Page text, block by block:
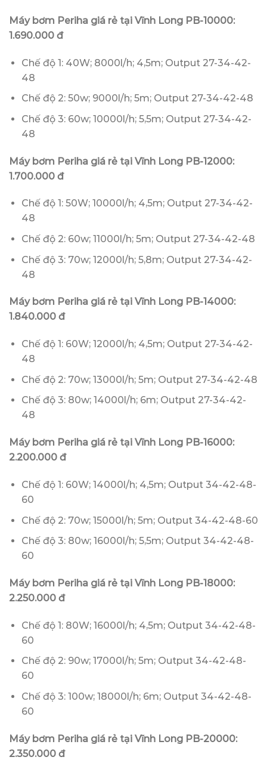
Máy bơm Periha giá rẻ tại Vĩnh Long PB-10000:
1.690.000 đ
Chế độ 1: 40W; 8000l/h; 4,5m; Output 27-34-42-
48
Chế độ 2: 50w; 9000l/h; 5m; Output 27-34-42-48
Chế độ 3: 60w; 10000l/h; 5,5m; Output 27-34-42-
48
Máy bơm Periha giá rẻ tại Vĩnh Long PB-12000:
1.700.000 đ
Chế độ 1: 50W; 10000l/h; 4,5m; Output 27-34-42-
48
Chế độ 2: 60w; 11000l/h; 5m; Output 27-34-42-48
Chế độ 3: 70w; 12000l/h; 5,8m; Output 27-34-42-
48
Máy bơm Periha giá rẻ tại Vĩnh Long PB-14000:
1.840.000 đ
Chế độ 1: 60W; 12000l/h; 4,5m; Output 27-34-42-
48
Chế độ 2: 70w; 13000l/h; 5m; Output 27-34-42-48
Chế độ 3: 80w; 14000l/h; 6m; Output 27-34-42-
48
Máy bơm Periha giá rẻ tại Vĩnh Long PB-16000:
2.200.000 đ
Chế độ 1: 60W; 14000l/h; 4,5m; Output 34-42-48-
60
Chế độ 2: 70w; 15000l/h; 5m; Output 34-42-48-60
Chế độ 3: 80w; 16000l/h; 5,5m; Output 34-42-48-
60
Máy bơm Periha giá rẻ tại Vĩnh Long PB-18000:
2.250.000 đ
Chế độ 1: 80W; 16000l/h; 4,5m; Output 34-42-48-
60
Chế độ 2: 90w; 17000l/h; 5m; Output 34-42-48-
60
Chế độ 3: 100w; 18000l/h; 6m; Output 34-42-48-
60
Máy bơm Periha giá rẻ tại Vĩnh Long PB-20000:
2.350.000 đ